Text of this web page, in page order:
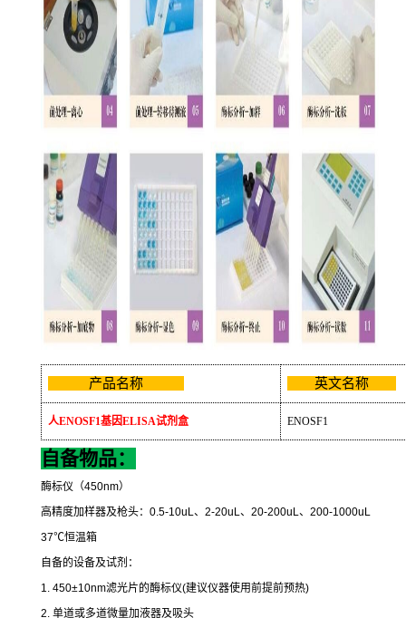
产品名称 英文名称
人ENOSF1基因ELISA试剂盒 ENOSF1
自备物品：
酶标仪（450nm）
高精度加样器及枪头： 0.5-10uL、 2-20uL、 20-200uL、 200-1000uL
37℃恒温箱
自备的设备及试剂：
1. 450±10nm滤光片的酶标仪(建议仪器使用前提前预热)
2. 单道或多道微量加液器及吸头